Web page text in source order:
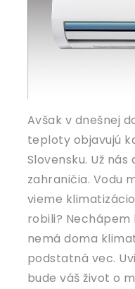
Avšak v dnešnej
teploty objavujú
Slovensku. Už
zahraničia. Vodu
vieme
robili?
nemá doma
podstatná vec.
bude váš život o